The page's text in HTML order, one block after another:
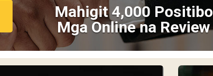
Mahigit 4,000 Positibo
Mga Online na Review